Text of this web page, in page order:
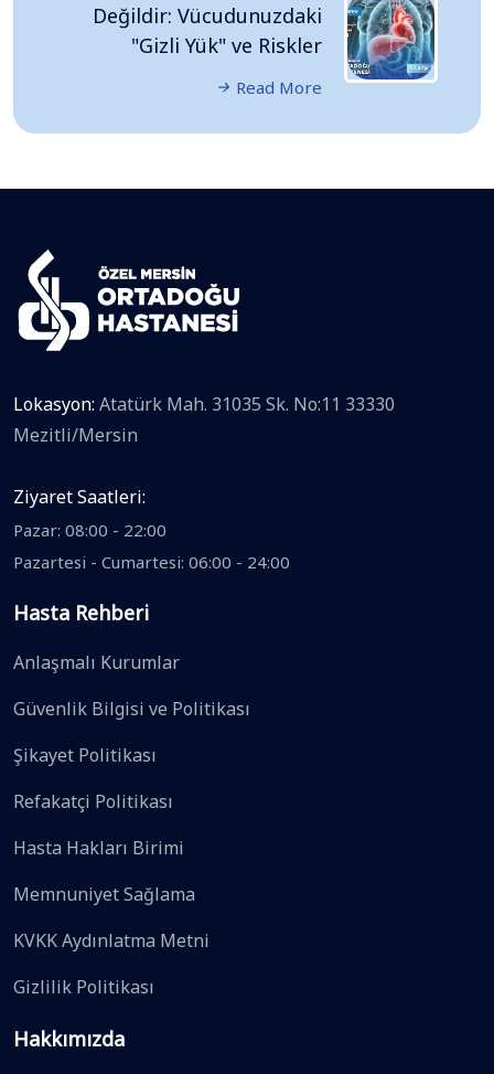
Değildir: Vücudunuzdaki
"Gizli Yük" ve Riskler
Read More
Lokasyon: Atatürk Mah. 31035 Sk. No:11 33330
Mezitli/Mersin
Ziyaret Saatleri:
Pazar: 08:00 - 22:00
Pazartesi - Cumartesi: 06:00 - 24:00
Hasta Rehberi
Anlaşmalı Kurumlar
Güvenlik Bilgisi ve Politikası
Şikayet Politikası
Refakatçi Politikası
Hasta Hakları Birimi
Memnuniyet Sağlama
KVKK Aydınlatma Metni
Gizlilik Politikası
Hakkımızda